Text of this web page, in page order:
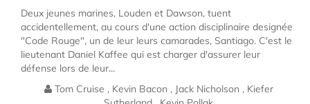
Deux jeunes marines, Louden et Dawson, tuent
accidentellement, au cours d'une action disciplinaire designée
"Code Rouge", un de leur leurs camarades, Santiago. C'est le
lieutenant Daniel Kaffee qui est charger d'assurer leur
défense lors de leur...
Tom Cruise , Kevin Bacon , Jack Nicholson , Kiefer